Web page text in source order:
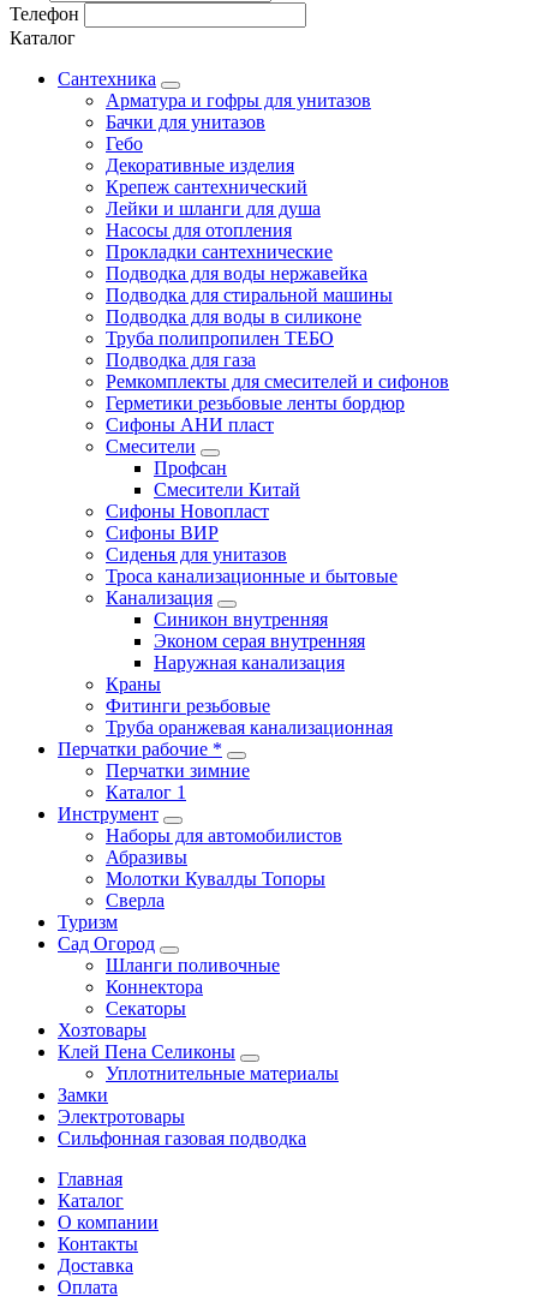
Телефон
Каталог
Сантехника
Арматура и гофры для унитазов
Бачки для унитазов
Гебо
Декоративные изделия
Крепеж сантехнический
Лейки и шланги для душа
Насосы для отопления
Прокладки сантехнические
Подводка для воды нержавейка
Подводка для стиральной машины
Подводка для воды в силиконе
Труба полипропилен ТЕБО
Подводка для газа
Ремкомплекты для смесителей и сифонов
Герметики резьбовые ленты бордюр
Сифоны АНИ пласт
Смесители
Профсан
Смесители Китай
Сифоны Новопласт
Сифоны ВИР
Сиденья для унитазов
Троса канализационные и бытовые
Канализация
Синикон внутренняя
Эконом серая внутренняя
Наружная канализация
Краны
Фитинги резьбовые
Труба оранжевая канализационная
Перчатки рабочие *
Перчатки зимние
Каталог 1
Инструмент
Наборы для автомобилистов
Абразивы
Молотки Кувалды Топоры
Сверла
Туризм
Сад Огород
Шланги поливочные
Коннектора
Секаторы
Хозтовары
Клей Пена Селиконы
Уплотнительные материалы
Замки
Электротовары
Сильфонная газовая подводка
Главная
Каталог
О компании
Контакты
Доставка
Оплата